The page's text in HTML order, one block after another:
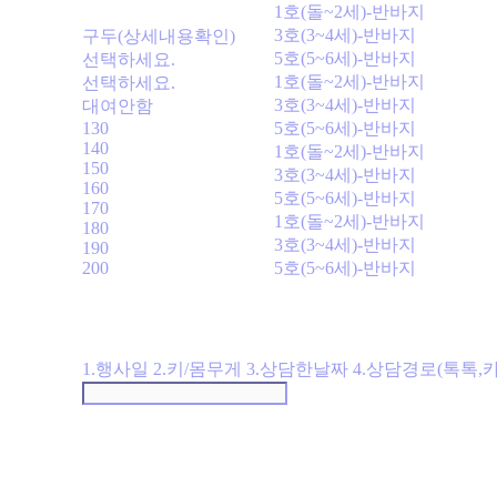
구두(상세내용확인)
선택하세요.
선택하세요.
대여안함
130
140
150
160
170
180
190
200
1호(돌~2세)-반바지
3호(3~4세)-반바지
5호(5~6세)-반바지
1호(돌~2세)-반바지
3호(3~4세)-반바지
5호(5~6세)-반바지
1호(돌~2세)-반바지
3호(3~4세)-반바지
5호(5~6세)-반바지
1호(돌~2세)-반바지
3호(3~4세)-반바지
5호(5~6세)-반바지
1.행사일 2.키/몸무게 3.상담한날짜 4.상담경로(톡톡,